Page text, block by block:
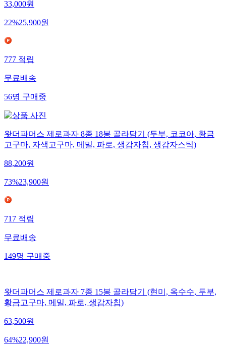
33,000원
22%25,900원
777적립
무료배송
56명구매중
왓더파머스 제로과자 8종 18봉 골라담기 (두부, 코코아, 황금
고구마, 자색고구마, 메밀, 파로, 생감자칩, 생감자스틱)
88,200원
73%23,900원
717적립
무료배송
149명구매중
왓더파머스 제로과자 7종 15봉 골라담기 (현미, 옥수수, 두부,
황금고구마, 메밀, 파로, 생감자칩)
63,500원
64%22,900원